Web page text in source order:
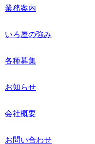
業務案内
いろ屋の強み
各種募集
お知らせ
会社概要
お問い合わせ